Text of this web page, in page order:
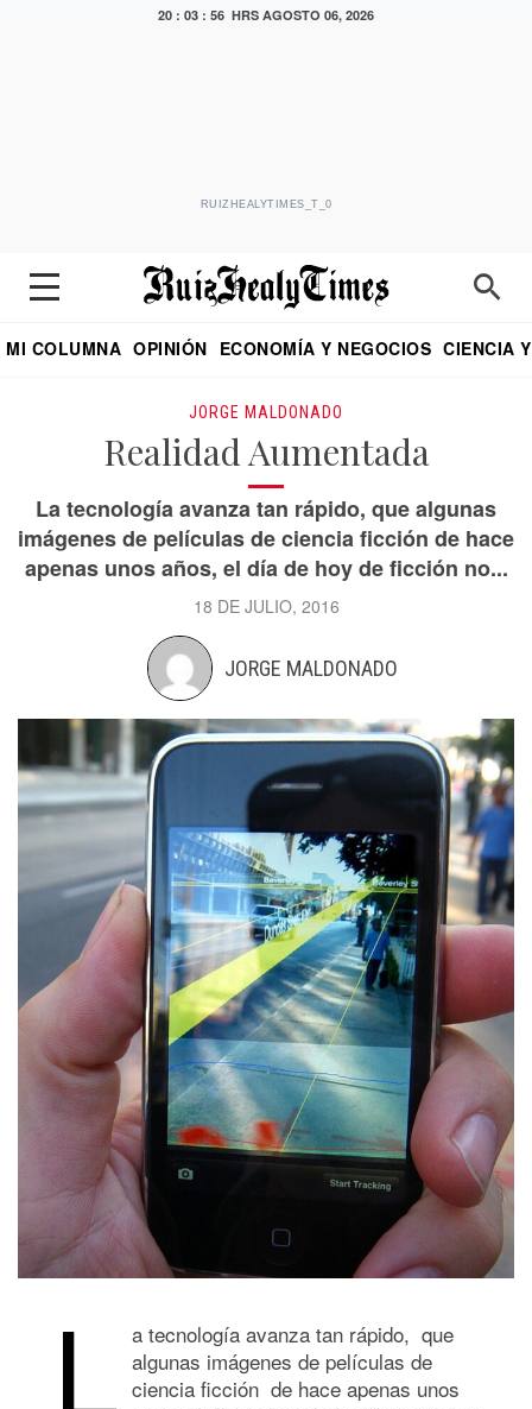
20 : 03 : 57 HRS AGOSTO 06, 2026
RUIZHEALYTIMES_T_0
MI COLUMNA OPINIÓN ECONOMÍA Y NEGOCIOS CIENCIA
JORGE MALDONADO
Realidad Aumentada
La tecnología avanza tan rápido, que algunas
imágenes de películas de ciencia ficción de hace
apenas unos años, el día de hoy de ficción no...
18 DE JULIO, 2016
JORGE MALDONADO
L a tecnología avanza tan rápido, que
algunas imágenes de películas de
ciencia ficción de hace apenas unos